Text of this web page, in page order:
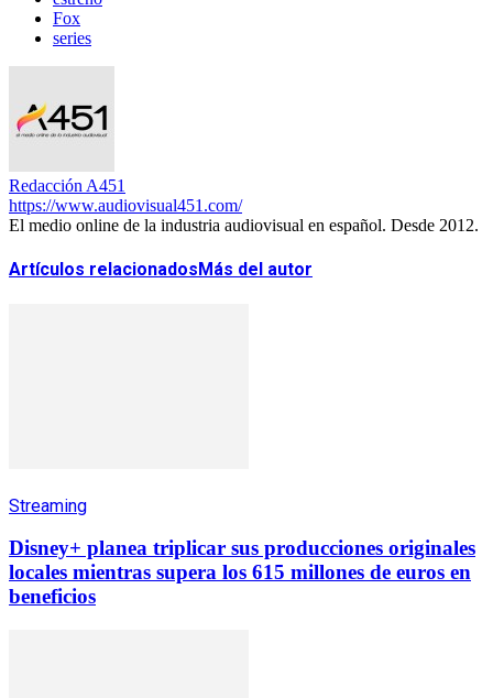
Fox
series
Redacción A451
https://www.audiovisual451.com/
El medio online de la industria audiovisual en español. Desde 2012.
Artículos relacionados Más del autor
Streaming
Disney+ planea triplicar sus producciones originales
locales mientras supera los 615 millones de euros en
beneficios